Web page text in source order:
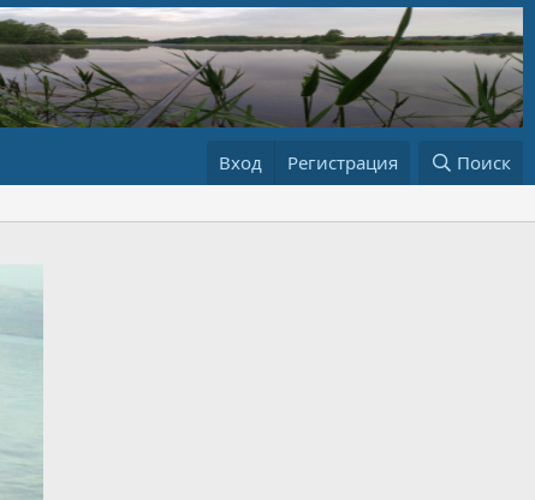
Вход Регистрация Поиск